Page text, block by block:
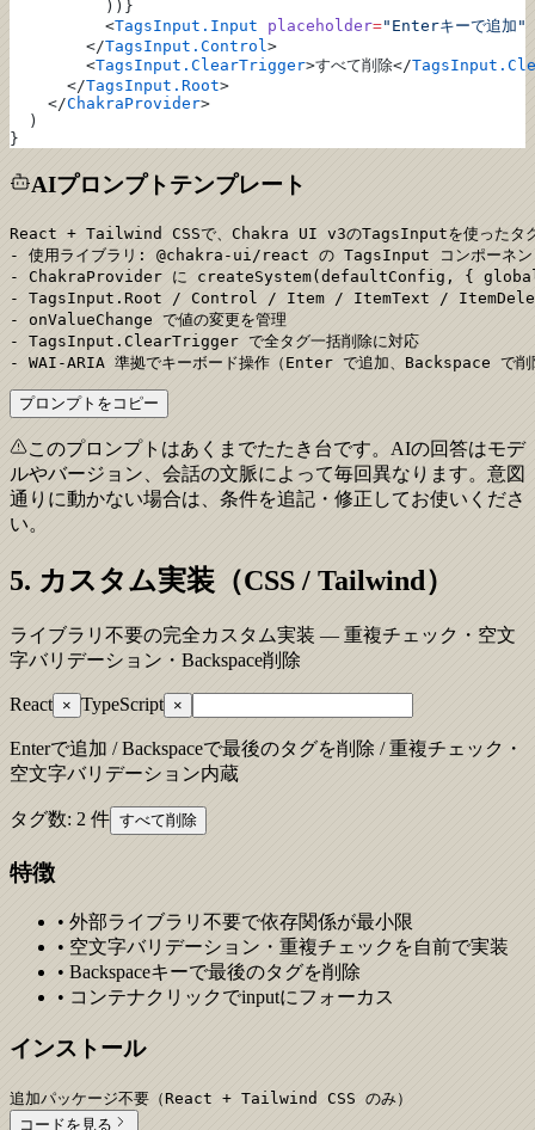
          ))}
          <
TagsInput.Input placeholder="Enterキーで追加"
        </
TagsInput.Control >
        <
TagsInput.ClearTrigger>すべて削除</
      </
TagsInput.Root>
    </
ChakraProvider>
  )
}
AIプロンプトテンプレート
React + Tailwind CSSで、Chakra UI v3のTagsInputを使ったタグ
- 使用ライブラリ: @chakra-ui/react の TagsInput コンポーネン
- ChakraProvider に createSystem(defaultConfig, {
- TagsInput.Root / Control / Item / ItemText /
- onValueChange で値の変更を管理
- TagsInput.ClearTrigger で全タグ一括削除に対応
- WAI-ARIA 準拠でキーボード操作（Enter で追加、Backspace で削
プロンプトをコピー
このプロンプトはあくまでたたき台です。AIの回答はモデ
ルやバージョン、会話の文脈によって毎回異なります。意図
通りに動かない場合は、条件を追記・修正してお使いくださ
い。
5. カスタム実装（CSS / Tailwind）
ライブラリ不要の完全カスタム実装 — 重複チェック・空文
字バリデーション・Backspace削除
React × TypeScript ×
Enterで追加 / Backspaceで最後のタグを削除 / 重複チェック・
空文字バリデーション内蔵
タグ数: 2 件 すべて削除
特徴
• 外部ライブラリ不要で依存関係が最小限
• 空文字バリデーション・重複チェックを自前で実装
• Backspaceキーで最後のタグを削除
• コンテナクリックでinputにフォーカス
インストール
追加パッケージ不要（React + Tailwind CSS のみ）
コードを見る